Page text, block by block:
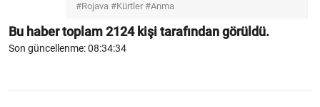
#Rojava #Kürtler #Anma
Bu haber toplam2124kişi tarafından görüldü.
Son güncellenme: 08:34:34